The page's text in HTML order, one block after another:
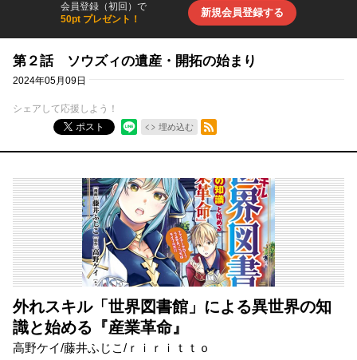
会員登録（初回）で
50pt プレゼント！
新規会員登録する
第２話 ソウズィの遺産・開拓の始まり
2024年05月09日
シェアして応援しよう！
ポスト
埋め込む
RSSフィード
外れスキル「世界図書館」による異世界の知
識と始める『産業革命』
高野ケイ/藤井ふじこ / ｒｉｒｉｔｔｏ